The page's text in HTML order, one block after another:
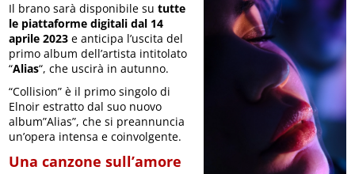
Il brano sarà disponibile sututte
le piattaforme digitali dal 14
aprile 2023 e anticipa l’uscita del
primo album dell’artista intitolato
“Alias“, che uscirà in autunno.
“Collision” è il primo singolo di
Elnoir estratto dal suo nuovo
album”Alias”, che si preannuncia
un’opera intensa e coinvolgente.
Una canzone sull’amore